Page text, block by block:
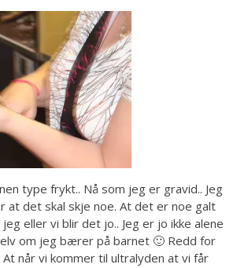
type frykt.. Nå som jeg er gravid.. Jeg
at det skal skje noe. At det er noe galt
eller vi blir det jo.. Jeg er jo ikke alene
om jeg bærer på barnet 🙂 Redd for
når vi kommer til ultralyden at vi får